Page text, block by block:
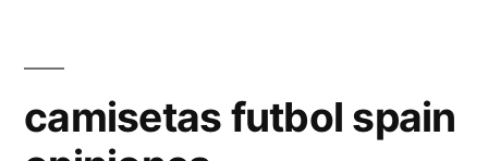
camisetas futbol spain